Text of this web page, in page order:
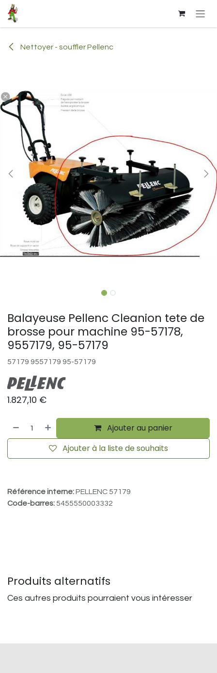
Se rendre au contenu
Nettoyer - souffler Pellenc
Balayeuse Pellenc Cleanion tete de
brosse pour machine 95-57178,
9557179, 95-57179
57179 9557179 95-57179
1.827,10 €
Ajouter au panier
Ajouter à la liste de souhaits
Référence interne:PELLENC 57179
Code-barres:5455550003332
Produits alternatifs
Ces autres produits pourraient vous intéresser